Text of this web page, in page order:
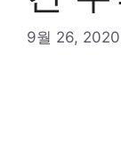
9월 26, 2020